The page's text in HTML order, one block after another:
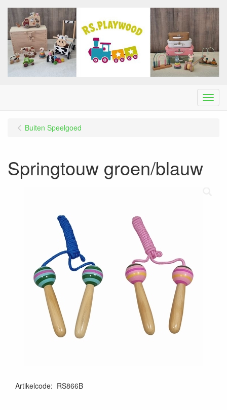
Menu
Buiten Speelgoed
Springtouw groen/blauw
Artikelcode: RS866B